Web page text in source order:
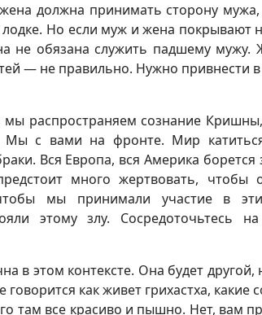
должна принимать сторону
Но если муж и жена покрывают
не обязана служить падшему мужу.
— не правильно. Нужно привнести
распространяем сознание
с вами на фронте. Мир
Вся Европа, вся Америка борется
много жертвовать, чтобы
мы принимали участие в
этому злу. Сосредоточьтесь
в этом контексте. Она будет другой,
говорится как живет грихастха, какие
там все красиво и пышно. Нет, вам